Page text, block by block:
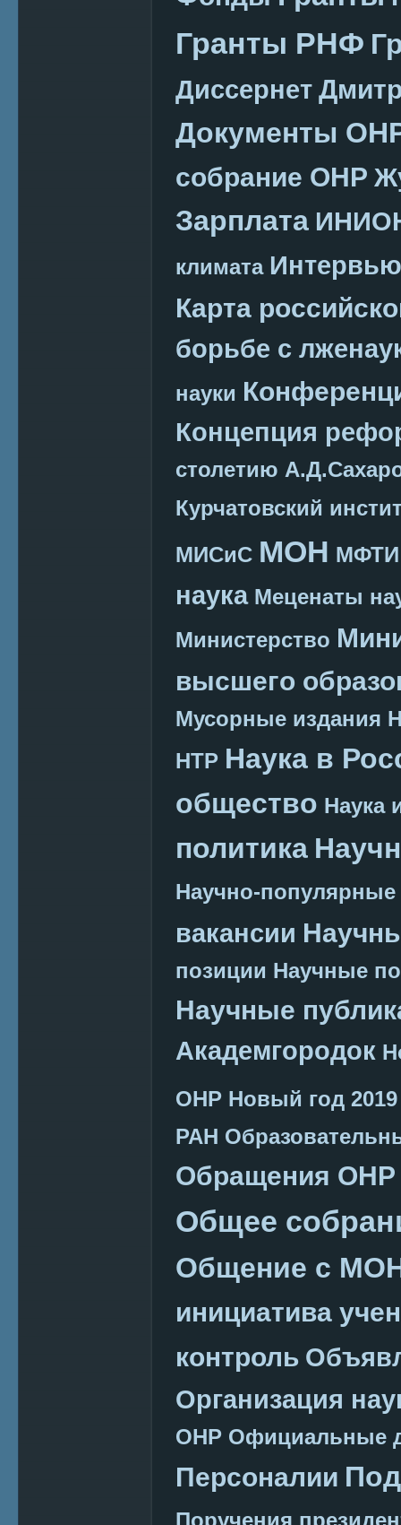
Гранты РНФ
Диссернет
Документы
собрание ОНР
Зарплата
климата Интервью
Карта
борьбе с
науки
Концепция
столетию
Курчатовский
МИСиС МОН МФТИ
наука Меценаты
Министерство
высшего
Мусорные издания
НТР Наука в
общество Наука
политика
Научно-
вакансии
позиции Научные
Научные
Академгородок
ОНР Новый год 2019
РАН
Обращения ОНР
Общее
Общение с
инициатива
контроль
Организация
ОНР Официальные
Персоналии
Поручения